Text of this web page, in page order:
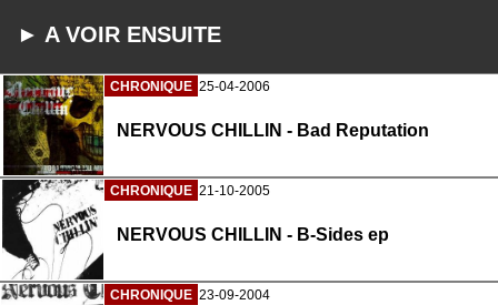
► A VOIR ENSUITE
CHRONIQUE 25-04-2006
NERVOUS CHILLIN - Bad Reputation
CHRONIQUE 21-10-2005
NERVOUS CHILLIN - B-Sides ep
CHRONIQUE 23-09-2004